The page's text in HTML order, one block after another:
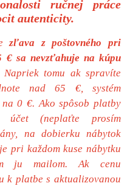
ručnej práce
autenticity.
zľava z poštovného pri
€ sa nevzťahuje na kúpu
Napriek tomu ak spravíte
nad 65 €, systém
0 €. Ako spôsob platby
(neplaťte prosím
na dobierku nábytok
pri každom kuse nábytku
ju mailom. Ak cenu
k platbe s aktualizovanou